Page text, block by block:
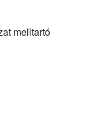
melltartó